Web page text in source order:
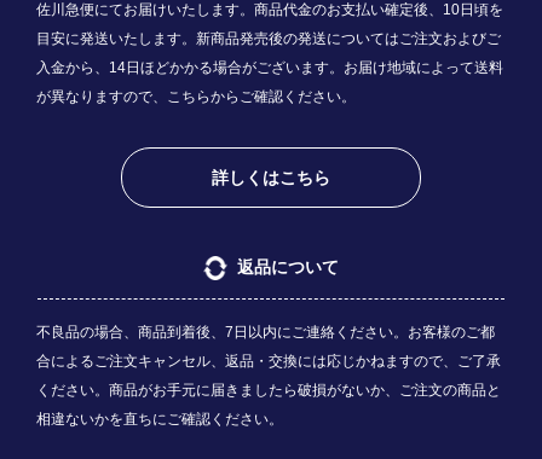
佐川急便にてお届けいたします。商品代金のお支払い確定後、10日頃を
目安に発送いたします。新商品発売後の発送についてはご注文およびご
入金から、14日ほどかかる場合がございます。お届け地域によって送料
が異なりますので、 こちらからご確認ください。
詳しくはこちら
返品について
不良品の場合、商品到着後、7日以内にご連絡ください。お客様のご都
合によるご注文キャンセル、返品・交換には応じかねますので、ご了承
ください。商品がお手元に届きましたら破損がないか、ご注文の商品と
相違ないかを直ちにご確認ください。